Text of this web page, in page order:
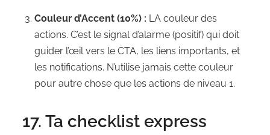
Couleur d’Accent (10%) : LA couleur des
actions. C’est le signal d’alarme (positif) qui doit
guider l’œil vers le CTA, les liens importants, et
les notifications. N’utilise jamais cette couleur
pour autre chose que les actions de niveau 1.
17. Ta checklist express